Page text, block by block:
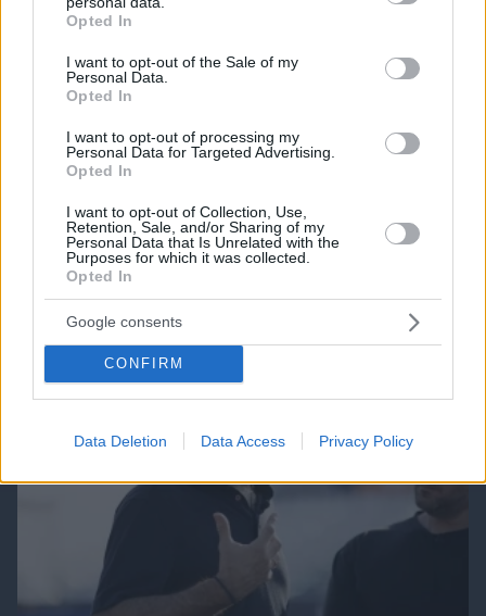
grant or deny consent to Google and its third-party tags to
use your data for below specified purposes in below Google
consent section.
Opted In
I want to opt-out of the Sale of my
Personal Data.
Opted In
I want to opt-out of processing my
Personal Data for Targeted Advertising.
Opted In
I want to opt-out of Collection, Use,
Retention, Sale, and/or Sharing of my
Personal Data that Is Unrelated with the
Purposes for which it was collected.
Opted In
Google consents
CONFIRM
Data Deletion Data Access Privacy Policy
Ανεύρυσμα: Απλό τεστ του αντίχειρα προμηνύει
τον αυξημένο κίνδυνο – Γίνεται σε 1 λεπτό
πριν 27 λεπτά